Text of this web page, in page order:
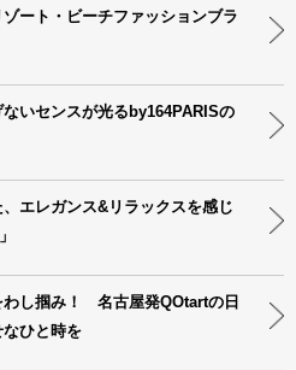
ート・ビーチファッションブラ
いセンスが光るby164PARISの
エレガンス&リラックスを感じ
わし掴み！ 名古屋発QOtartの日
ひと時を